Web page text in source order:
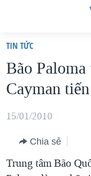
truy
cập
Tới
dung
chính
điều
VIỆT NAM
HOA KỲ
BIỂN ĐÔNG
BLOG
DIỄN ĐÀN
TIN TỨC
Bão
Cayman
15/01/2010
Chia sẻ
Trung tâm Bão